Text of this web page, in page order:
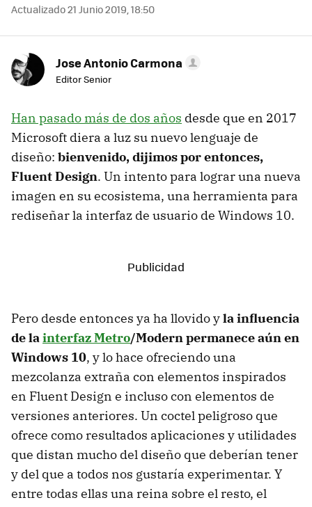
Actualizado 21 Junio 2019, 18:50
Jose Antonio Carmona
Editor Senior
Han pasado más de dos años desde que en 2017
Microsoft diera a luz su nuevo lenguaje de
diseño: bienvenido, dijimos por entonces,
Fluent Design. Un intento para lograr una nueva
imagen en su ecosistema, una herramienta para
rediseñar la interfaz de usuario de Windows 10.
Pero desde entonces ya ha llovido yla influencia
de lainterfaz Metro/Modern permanece aún en
Windows 10, y lo hace ofreciendo una
mezcolanza extraña con elementos inspirados
en Fluent Design e incluso con elementos de
versiones anteriores. Un coctel peligroso que
ofrece como resultados aplicaciones y utilidades
que distan mucho del diseño que deberían tener
y del que a todos nos gustaría experimentar. Y
entre todas ellas una reina sobre el resto, el